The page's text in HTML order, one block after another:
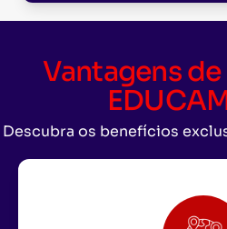
Vantagens
Descubra os benefícios